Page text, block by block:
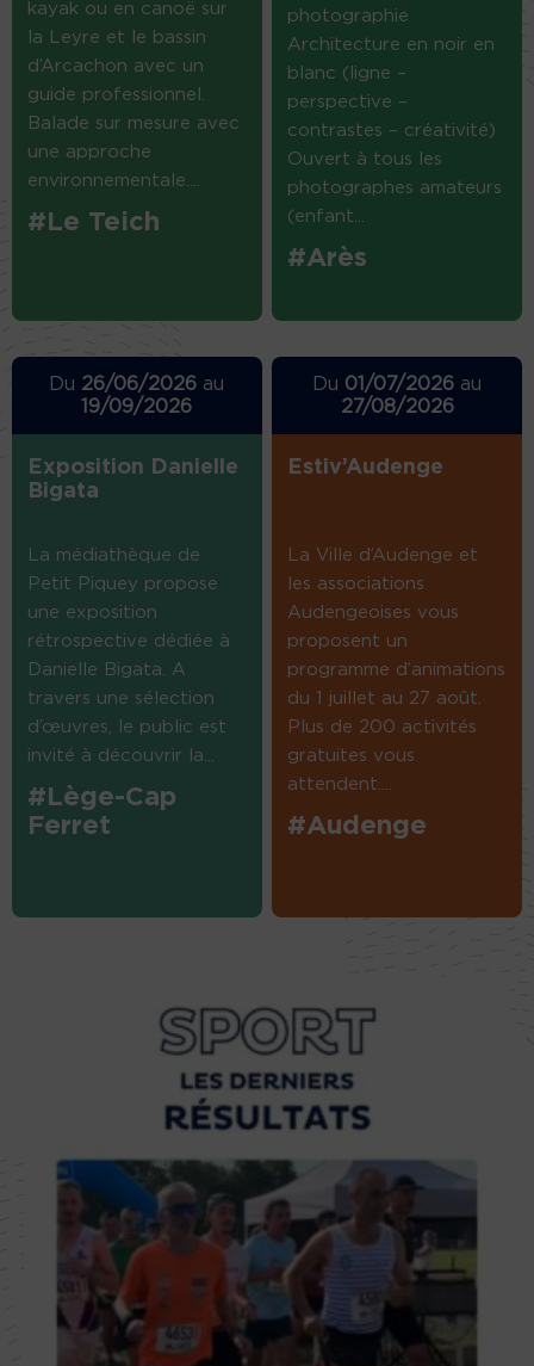
kayak ou en canoë sur
la Leyre et le bassin
d’Arcachon avec un
guide professionnel.
Balade sur mesure avec
une approche
environnementale....
#Le Teich
photographie
Architecture en noir en
blanc (ligne –
perspective –
contrastes – créativité)
Ouvert à tous les
photographes amateurs
(enfant...
#Arès
Du 26/06/2026 au
19/09/2026
Exposition Danielle
Bigata
La médiathèque de
Petit Piquey propose
une exposition
rétrospective dédiée à
Danielle Bigata. A
travers une sélection
d’œuvres, le public est
invité à découvrir la...
#Lège-Cap
Ferret
Du 01/07/2026 au
27/08/2026
Estiv’Audenge
La Ville d’Audenge et
les associations
Audengeoises vous
proposent un
programme d’animations
du 1 juillet au 27 août.
Plus de 200 activités
gratuites vous
attendent....
#Audenge